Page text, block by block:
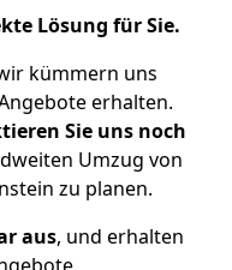
Lösung für Sie.
kümmern uns
erhalten.
Sie uns noch
Umzug von
zu planen.
aus, und erhalten